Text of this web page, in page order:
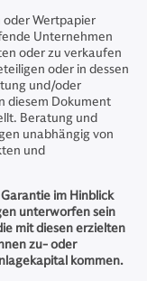
Wertpapier
Unternehmen
oder zu verkaufen
oder in dessen
und/oder
diesem Dokument
Beratung und
unabhängig von
und
im Hinblick
unterworfen sein
mit diesen erzielten
zu- oder
kommen.